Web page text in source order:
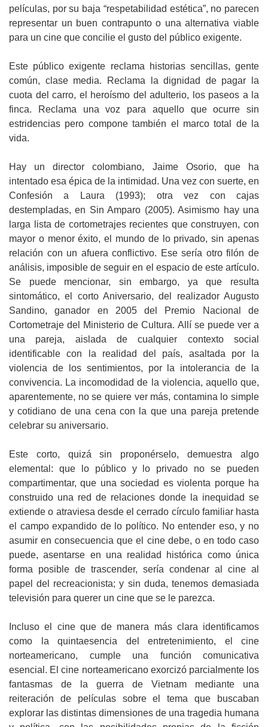
películas, por su baja “respetabilidad estética”, no parecen
representar un buen contrapunto o una alternativa viable
para un cine que concilie el gusto del público exigente.
Este público exigente reclama historias sencillas, gente
común, clase media. Reclama la dignidad de pagar la
cuota del carro, el heroísmo del adulterio, los paseos a la
finca. Reclama una voz para aquello que ocurre sin
estridencias pero compone también el marco total de la
vida.
Hay un director colombiano, Jaime Osorio, que ha
intentado esa épica de la intimidad. Una vez con suerte, en
Confesión a Laura (1993); otra vez con cajas
destempladas, en Sin Amparo (2005). Asimismo hay una
larga lista de cortometrajes recientes que construyen, con
mayor o menor éxito, el mundo de lo privado, sin apenas
relación con un afuera conflictivo. Ese sería otro filón de
análisis, imposible de seguir en el espacio de este artículo.
Se puede mencionar, sin embargo, ya que resulta
sintomático, el corto Aniversario, del realizador Augusto
Sandino, ganador en 2005 del Premio Nacional de
Cortometraje del Ministerio de Cultura. Allí se puede ver a
una pareja, aislada de cualquier contexto social
identificable con la realidad del país, asaltada por la
violencia de los sentimientos, por la intolerancia de la
convivencia. La incomodidad de la violencia, aquello que,
aparentemente, no se quiere ver más, contamina lo simple
y cotidiano de una cena con la que una pareja pretende
celebrar su aniversario.
Este corto, quizá sin proponérselo, demuestra algo
elemental: que lo público y lo privado no se pueden
compartimentar, que una sociedad es violenta porque ha
construido una red de relaciones donde la inequidad se
extiende o atraviesa desde el cerrado círculo familiar hasta
el campo expandido de lo político. No entender eso, y no
asumir en consecuencia que el cine debe, o en todo caso
puede, asentarse en una realidad histórica como única
forma posible de trascender, sería condenar al cine al
papel del recreacionista; y sin duda, tenemos demasiada
televisión para querer un cine que se le parezca.
Incluso el cine que de manera más clara identificamos
como la quintaesencia del entretenimiento, el cine
norteamericano, cumple una función comunicativa
esencial. El cine norteamericano exorcizó parcialmente los
fantasmas de la guerra de Vietnam mediante una
reiteración de películas sobre el tema que buscaban
explorar las distintas dimensiones de una tragedia humana